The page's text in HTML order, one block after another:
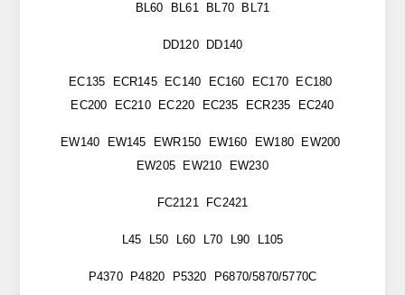
BL60 BL61 BL70 BL71
DD120 DD140
EC135 ECR145 EC140 EC160 EC170 EC180
EC200 EC210 EC220 EC235 ECR235 EC240
EW140 EW145 EWR150 EW160 EW180 EW200
EW205 EW210 EW230
FC2121 FC2421
L45 L50 L60 L70 L90 L105
P4370 P4820 P5320 P6870/5870/5770C